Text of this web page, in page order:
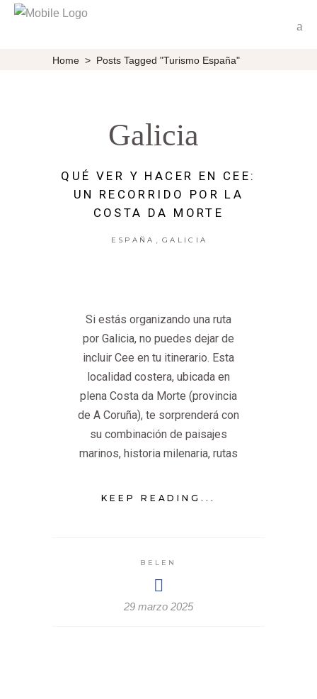
Home > Posts Tagged "Turismo España"
Galicia
QUÉ VER Y HACER EN CEE:
UN RECORRIDO POR LA
COSTA DA MORTE
ESPAÑA , GALICIA
Si estás organizando una ruta
por Galicia, no puedes dejar de
incluir Cee en tu itinerario. Esta
localidad costera, ubicada en
plena Costa da Morte (provincia
de A Coruña), te sorprenderá con
su combinación de paisajes
marinos, historia milenaria, rutas
KEEP READING...
BELEN
29 marzo 2025